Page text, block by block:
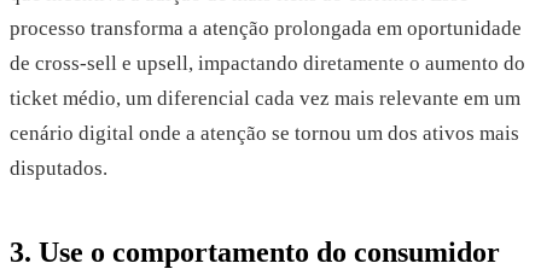
processo transforma a atenção prolongada em oportunidade
de cross-sell e upsell, impactando diretamente o aumento do
ticket médio, um diferencial cada vez mais relevante em um
cenário digital onde a atenção se tornou um dos ativos mais
disputados.
3. Use o comportamento do consumidor